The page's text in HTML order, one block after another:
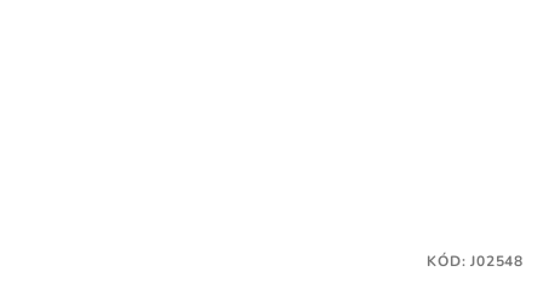
KÓD:J02548